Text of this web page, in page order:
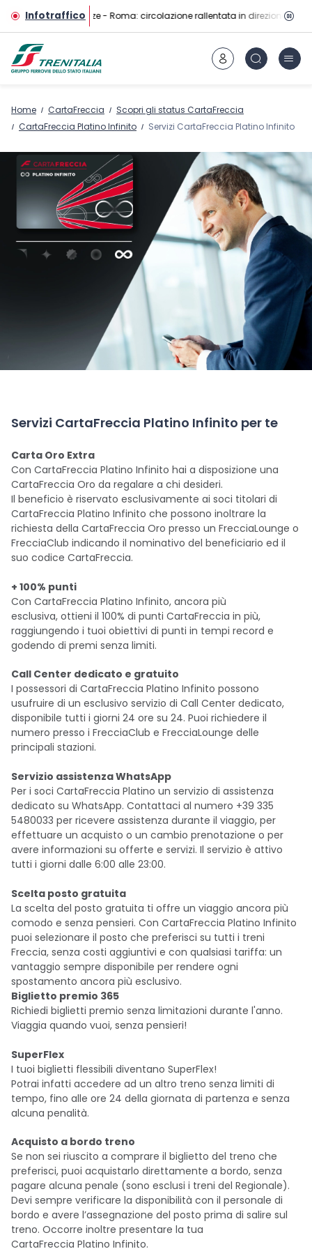
Vai al contenuto principale
Infotraffico
Linea AV Firenze - Roma: circolazione rallentata in direzione
Home CartaFreccia
Scopri gli status CartaFreccia
CartaFreccia Platino Infinito
Servizi CartaFreccia Platino Infinito
Servizi CartaFreccia Platino Infinito per te
Carta Oro Extra
Con CartaFreccia Platino Infinito hai a disposizione una
CartaFreccia Oro da regalare a chi desideri.
Il beneficio è riservato esclusivamente ai soci titolari di
CartaFreccia Platino Infinito che possono inoltrare la
richiesta della CartaFreccia Oro presso un FrecciaLounge o
FrecciaClub indicando il nominativo del beneficiario ed il
suo codice CartaFreccia.
+ 100% punti
Con CartaFreccia Platino Infinito, ancora più
esclusiva, ottieni il 100% di punti CartaFreccia in più,
raggiungendo i tuoi obiettivi di punti in tempi record e
godendo di premi senza limiti.
Call Center dedicato e gratuito
I possessori di CartaFreccia Platino Infinito possono
usufruire di un esclusivo servizio di Call Center dedicato,
disponibile tutti i giorni 24 ore su 24. Puoi richiedere il
numero presso i FrecciaClub e FrecciaLounge delle
principali stazioni.
Servizio assistenza WhatsApp
Per i soci CartaFreccia Platino un servizio di assistenza
dedicato su WhatsApp. Contattaci al numero +39 335
5480033 per ricevere assistenza durante il viaggio, per
effettuare un acquisto o un cambio prenotazione o per
avere informazioni su offerte e servizi. Il servizio è attivo
tutti i giorni dalle 6:00 alle 23:00.
Scelta posto gratuita
La scelta del posto gratuita ti offre un viaggio ancora più
comodo e senza pensieri. Con CartaFreccia Platino Infinito
puoi selezionare il posto che preferisci su tutti i treni
Freccia, senza costi aggiuntivi e con qualsiasi tariffa: un
vantaggio sempre disponibile per rendere ogni
spostamento ancora più esclusivo.
Biglietto premio 365
Richiedi biglietti premio senza limitazioni durante l'anno.
Viaggia quando vuoi, senza pensieri!
SuperFlex
I tuoi biglietti flessibili diventano SuperFlex!
Potrai infatti accedere ad un altro treno senza limiti di
tempo, fino alle ore 24 della giornata di partenza e senza
alcuna penalità.
Acquisto a bordo treno
Se non sei riuscito a comprare il biglietto del treno che
preferisci, puoi acquistarlo direttamente a bordo, senza
pagare alcuna penale (sono esclusi i treni del Regionale).
Devi sempre verificare la disponibilità con il personale di
bordo e avere l’assegnazione del posto prima di salire sul
treno. Occorre inoltre presentare la tua
CartaFreccia Platino Infinito.